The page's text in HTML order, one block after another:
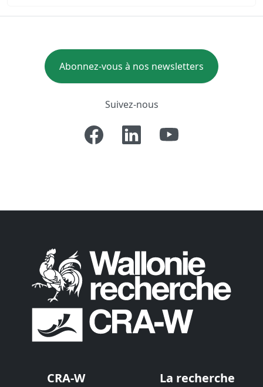
Abonnez-vous à nos newsletters
Suivez-nous
CRA-W La recherche